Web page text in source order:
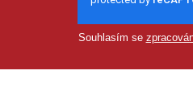
Souhlasím se